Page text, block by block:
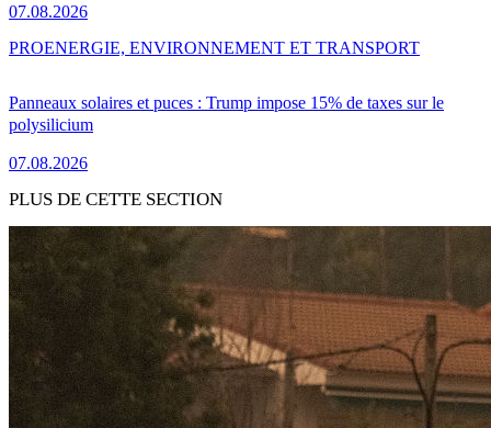
07.08.2026
Panneaux solaires et puces : Trump impose 15% de taxes sur le
polysilicium
07.08.2026
PROENERGIE, ENVIRONNEMENT ET TRANSPORT
PLUS DE CETTE SECTION